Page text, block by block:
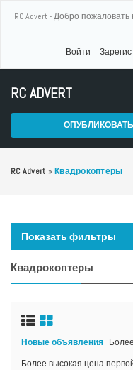
RC Advert - Добро
Войти
RC ADVERT
RC Advert »Квадрокоптеры
Показать фильтры
Квадрокоптеры
Новые объявления
Более высокая цена